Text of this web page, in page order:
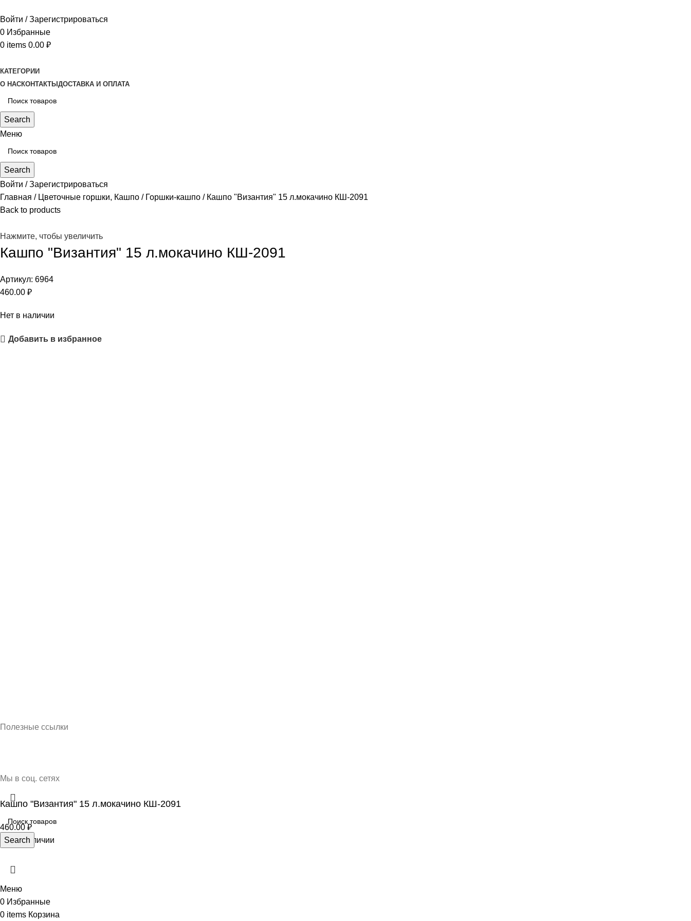
Войти / Зарегистрироваться
0 Избранные
0 items 0.00 ₽
КАТЕГОРИИ
О НАСКОНТАКТЫ ДОСТАВКА И ОПЛАТА
Search
Меню
Search
Войти / Зарегистрироваться
Главная
Цветочные горшки, Кашпо Горшки-кашпо
Кашпо "Византия" 15 л.мокачино КШ-2091
Back to products
Нажмите, чтобы увеличить
Кашпо "Византия" 15 л.мокачино КШ-2091
Артикул: 6964
460.00 ₽
Нет в наличии
Добавить в избранное
Полезные ссылки
Мы в соц. сетях
Search
Кашпо "Византия" 15 л.мокачино КШ-2091
460.00 ₽
Нет в наличии
Меню
0 Избранные
0 items Корзина